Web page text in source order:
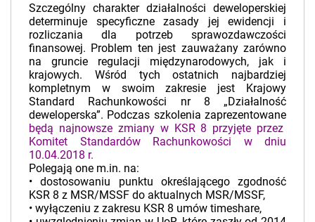
Szczególny charakter działalności deweloperskiej
determinuje specyficzne zasady jej ewidencji i
rozliczania dla potrzeb sprawozdawczości
finansowej. Problem ten jest zauważany zarówno
na gruncie regulacji międzynarodowych, jak i
krajowych. Wśród tych ostatnich najbardziej
kompletnym w swoim zakresie jest Krajowy
Standard Rachunkowości nr 8 „Działalność
deweloperska”. Podczas szkolenia zaprezentowane
będą najnowsze zmiany w KSR 8 przyjęte przez
Komitet Standardów Rachunkowości w dniu
10.04.2018 r.
Polegają one m.in. na:
• dostosowaniu punktu określającego zgodność
KSR 8 z MSR/MSSF do aktualnych MSR/MSSF,
• wyłączeniu z zakresu KSR 8 umów timeshare,